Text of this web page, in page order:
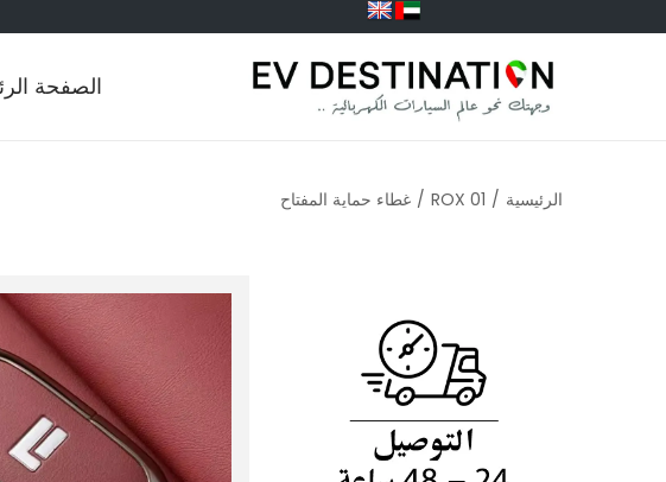
الصفحة
الرئيسية /
ROX 01
/ غطاء حماية المفتاح